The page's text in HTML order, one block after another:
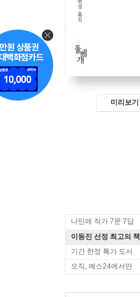
미리보기
나민애 작가 7문 7답
이동진 선정 최고의 책
기간 한정 특가 도서
오직, 예스24에서만